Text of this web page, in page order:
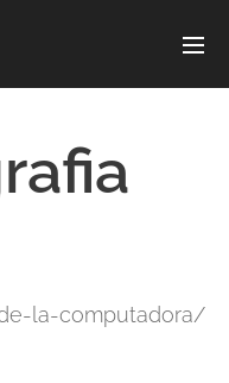
la-computadora/